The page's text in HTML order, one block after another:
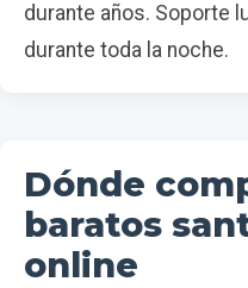
durante años. Soporte
durante toda la noche.
Dónde
baratos
online